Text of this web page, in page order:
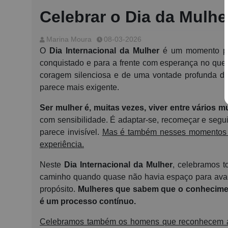
Celebrar o Dia da
Marina Moura 08-03-2026
O Dia Internacional da Mulher é um momento
conquistado e para a frente com esperança no
coragem silenciosa e de uma vontade profunda
parece mais exigente.
Ser mulher é, muitas vezes, viver entre vários
com sensibilidade. É adaptar-se, recomeçar e
parece invisível. Mas é também nesses
experiência.
Neste Dia Internacional da Mulher, celebramos
caminho quando quase não havia espaço para
propósito. Mulheres que sabem que o
é um processo contínuo.
Celebramos também os homens que